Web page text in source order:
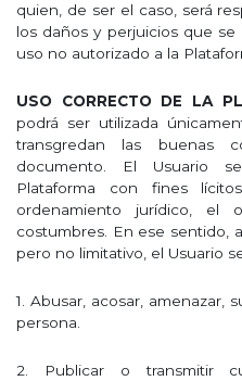
quien, de ser el caso, será
los daños y perjuicios que
uso no autorizado a la
USO CORRECTO DE LA
podrá ser utilizada
transgredan las buenas
documento. El Usuario
Plataforma con fines
ordenamiento jurídico, el
costumbres. En ese sentido,
pero no limitativo, el Usuario
1. Abusar, acosar, amenazar,
persona.
2. Publicar o transmitir